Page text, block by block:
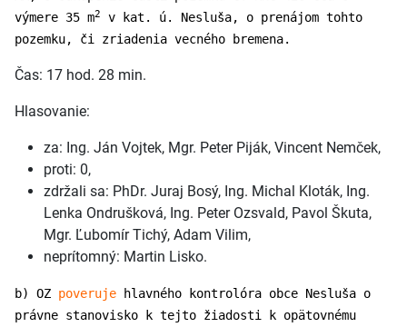
výmere 35 m2
v kat. ú. Nesluša, o prenájom tohto
pozemku, či zriadenia vecného bremena.
Čas: 17 hod. 28 min.
Hlasovanie:
za: Ing. Ján Vojtek, Mgr. Peter Piják, Vincent Nemček,
proti: 0,
zdržali sa: PhDr. Juraj Bosý, Ing. Michal Kloták, Ing.
Lenka Ondrušková, Ing. Peter Ozsvald, Pavol Škuta,
Mgr. Ľubomír Tichý, Adam Vilim,
neprítomný: Martin Lisko.
b) OZ poveruje hlavného kontrolóra obce Nesluša o
právne stanovisko k tejto žiadosti k opätovnému